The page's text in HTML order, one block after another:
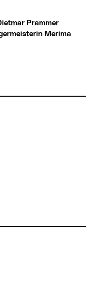
Prammer
Merima